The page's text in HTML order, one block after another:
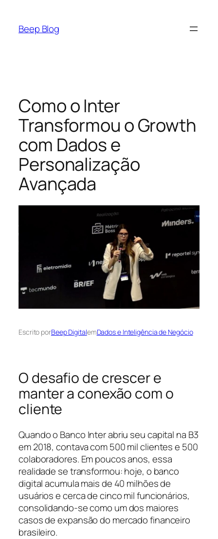
Beep Blog
Como o Inter
Transformou o Growth
com Dados e
Personalização
Avançada
Escrito porBeep DigitalemDados e Inteligência de Negócio
O desafio de crescer e
manter a conexão com o
cliente
Quando o Banco Inter abriu seu capital na B3
em 2018, contava com 500 mil clientes e 500
colaboradores. Em poucos anos, essa
realidade se transformou: hoje, o banco
digital acumula mais de 40 milhões de
usuários e cerca de cinco mil funcionários,
consolidando-se como um dos maiores
casos de expansão do mercado financeiro
brasileiro.